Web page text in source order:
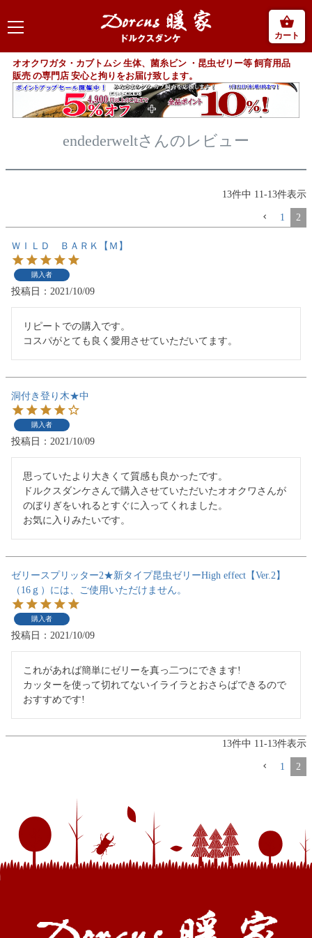
カート
オオクワガタ・カブトムシ 生体、菌糸ビン ・昆虫ゼリー等 飼育用品
販売 の専門店 安心と拘りをお届け致します。
endederweltさんのレビュー
13件中 11 -13件表示
1 2
ＷＩＬＤ ＢＡＲＫ【Ｍ】
購入者
投稿日 2021/10/09
リピートでの購入です。
コスパがとても良く愛用させていただいてます。
洞付き登り木★中
購入者
投稿日 2021/10/09
思っていたより大きくて質感も良かったです。
ドルクスダンケさんで購入させていただいたオオクワさんが
のぼりぎをいれるとすぐに入ってくれました。
お気に入りみたいです。
ゼリースプリッター2★新タイプ昆虫ゼリーHigh effect【Ver.2】
（16ｇ）には、ご使用いただけません。
購入者
投稿日 2021/10/09
これがあれば簡単にゼリーを真っ二つにできます!
カッターを使って切れてないイライラとおさらばできるので
おすすめです!
13件中 11-13件表示
1 2